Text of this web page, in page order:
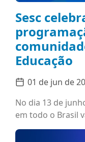
Sesc
Educação
01 de jun de
No dia 13 de
em todo o Brasil